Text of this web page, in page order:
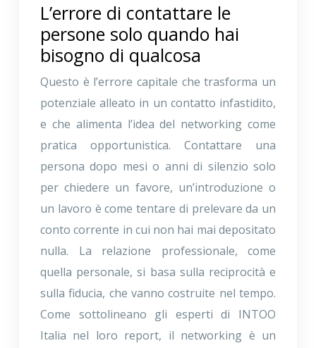
L’errore di contattare le
persone solo quando hai
bisogno di qualcosa
Questo è l’errore capitale che trasforma un
potenziale alleato in un contatto infastidito,
e che alimenta l’idea del networking come
pratica opportunistica. Contattare una
persona dopo mesi o anni di silenzio solo
per chiedere un favore, un’introduzione o
un lavoro è come tentare di prelevare da un
conto corrente in cui non hai mai depositato
nulla. La relazione professionale, come
quella personale, si basa sulla reciprocità e
sulla fiducia, che vanno costruite nel tempo.
Come sottolineano gli esperti di INTOO
Italia nel loro report, il networking è un